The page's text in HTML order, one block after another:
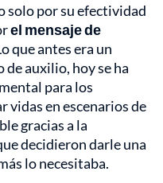
solo por su efectividad
el mensaje de
que antes era un
auxilio, hoy se ha
para los
vidas en escenarios de
gracias a la
decidieron darle una
lo necesitaba.